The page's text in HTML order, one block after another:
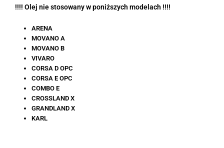
!!!! Olej nie stosowany w poniższych modelach !!!!
ARENA
MOVANO A
MOVANO B
VIVARO
CORSA D OPC
CORSA E OPC
COMBO E
CROSSLAND X
GRANDLAND X
KARL